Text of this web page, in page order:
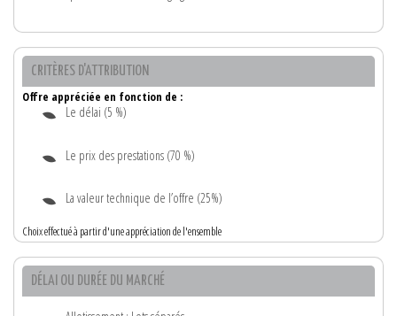
CRITÈRES D'ATTRIBUTION
Offre appréciée en fonction de :
Le délai (5 %)
Le prix des prestations (70 %)
La valeur technique de l’offre (25%)
Choix effectué à partir d'une appréciation de l'ensemble
DÉLAI OU DURÉE DU MARCHÉ